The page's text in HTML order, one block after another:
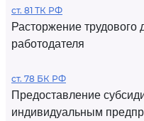
ст. 81 ТК РФ
Расторжение трудового
работодателя
ст. 78 БК РФ
Предоставление
индивидуальным